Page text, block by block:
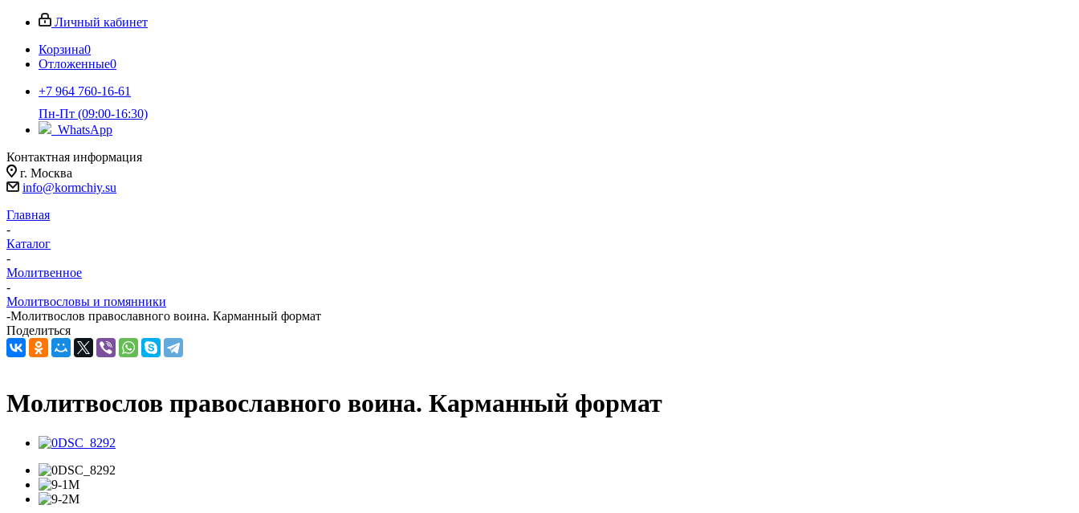
Личный кабинет
Корзина0
Отложенные0
+7 964 760-16-61
Пн-Пт (09:00-16:30)
WhatsApp
Контактная информация
г. Москва
info@kormchiy.su
Главная
-
Каталог
-
Молитвенное
-
Молитвословы и помянники
-Молитвослов православного воина. Карманный формат
Поделиться
Молитвослов православного воина. Карманный формат